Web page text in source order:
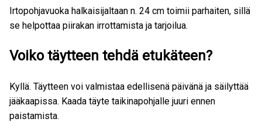
Irtopohjavuoka halkaisijaltaan n. 24 cm toimii parhaiten, sillä
se helpottaa piirakan irrottamista ja tarjoilua.
Voiko täytteen tehdä etukäteen?
Kyllä. Täytteen voi valmistaa edellisenä päivänä ja säilyttää
jääkaapissa. Kaada täyte taikinapohjalle juuri ennen
paistamista.